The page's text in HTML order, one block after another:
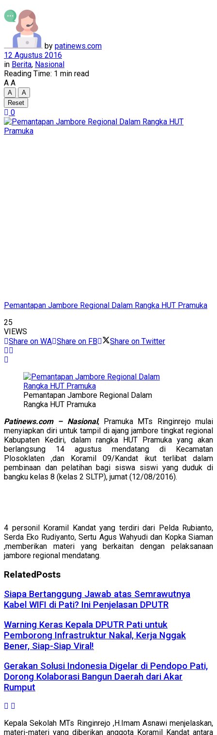
by patinews.com
12 Agustus 2016
in Berita, Nasional
Reading Time: 1 min read
A A
A
A
Reset
0
Pemantapan Jambore Regional Dalam Rangka HUT Pramuka
25
VIEWS
Share on WA Share on FB Share on Twitter
Pemantapan Jambore Regional Dalam
Rangka HUT Pramuka
Patinews.com – Nasional, Pramuka MTs Ringinrejo mulai
menyiapkan diri untuk tampil di ajang jambore tingkat regional
Kabupaten Kediri, dalam rangka HUT Pramuka yang akan
berlangsung 14 agustus mendatang di Kecamatan
Plosoklaten ,dan Koramil 09/Kandat ikut terlibat dalam
pembinaan dan pelatihan bagi siswa siswi yang duduk di
bangku kelas 8 (kelas 2 SLTP), jumat (12/08/2016).
4 personil Koramil Kandat yang terdiri dari Pelda Rubianto,
Serda Eko Rudiyanto, Sertu Agus Wahyudi dan Kopka Siaman
,memberikan materi yang berkaitan dengan pelaksanaan
jambore regional mendatang.
RelatedPosts
Siapa Bertanggung Jawab atas Semrawutnya
Kabel WIFI di Pati? Ini Penjelasan DPUTR
Warning Keras Kepala DPUTR Pati untuk
Pemborong Infrastruktur Nakal, Kerja Nggak
Bener, Siap-Siap Viral!
Gerakan Solusi Indonesia Digelar di Pendopo Pati,
Dorong Kolaborasi Bangun Daerah dari Akar
Rumput
Kepala Sekolah MTs Ringinrejo ,H.Imam Asnawi menjelaskan,
materi-materi yang diberikan anggota Koramil Kandat antara